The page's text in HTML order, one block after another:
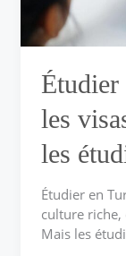
les
les
Étudier en
culture riche,
Mais les
la
résidence
pour
les
étudiants
étrangers